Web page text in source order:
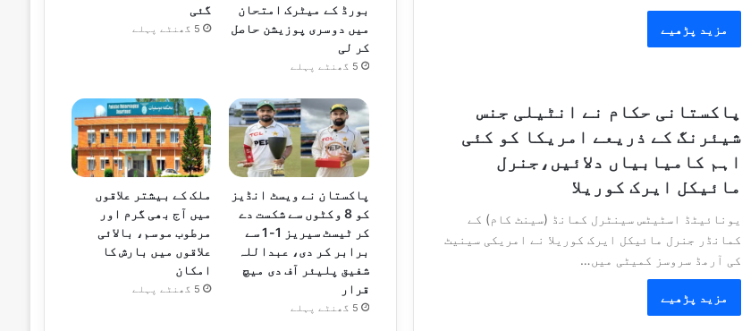
مزید پڑھیے
پاکستانی حکام نے انٹیلی جنس
شیئرنگ کے ذریعے امریکا کو کئی
اہم کامیابیاں دلائیں،جنرل
مائیکل ایرک کوریلا
یونائیٹڈ اسٹیٹس سینٹرل کمانڈ (سینٹ کام) کے
کمانڈر جنرل مائیکل ایرک کوریلا نے امریکی سینیٹ
کی آرمڈ سروسز کمیٹی میں…
مزید پڑھیے
بورڈ کے میٹرک امتحان
میں دوسری پوزیشن حاصل
کر لی
5 گھنٹے پہلے
گئی
5 گھنٹے پہلے
پاکستان نے ویسٹ انڈیز
کو 8 وکٹوں سے شکست دے
کر ٹیسٹ سیریز 1-1 سے
برابر کر دی، عبداللہ
شفیق پلیئر آف دی میچ
قرار
5 گھنٹے پہلے
ملک کے بیشتر علاقوں
میں آج بھی گرم اور
مرطوب موسم، بالائی
علاقوں میں بارش کا
امکان
5 گھنٹے پہلے